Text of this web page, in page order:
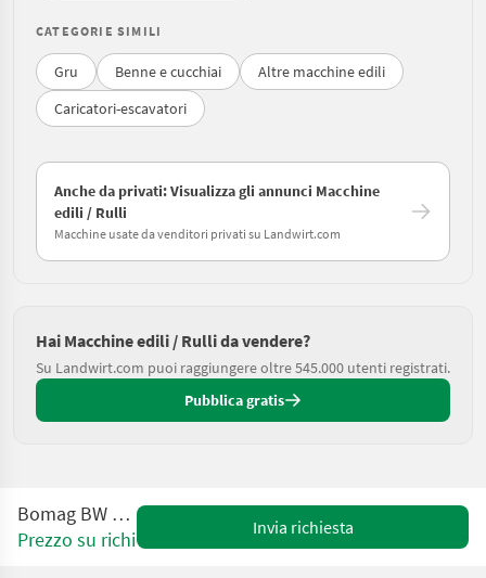
CATEGORIE SIMILI
Gru Benne e cucchiai
Altre macchine edili
Caricatori-escavatori
Anche da privati: Visualizza gli annunci Macchine
edili / Rulli
Macchine usate da venditori privati su Landwirt.com
Hai Macchine edili / Rulli da vendere?
Su Landwirt.com puoi raggiungere oltre 545.000 utenti registrati.
Pubblica gratis
Bomag BW 151 AC-2
Prezzo su richiesta
Invia richiesta